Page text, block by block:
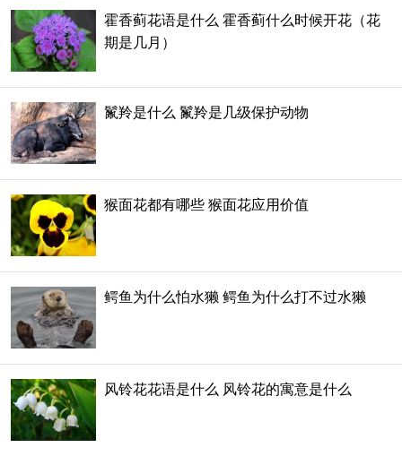
霍香蓟花语是什么 霍香蓟什么时候开花（花
期是几月）
鬣羚是什么 鬣羚是几级保护动物
猴面花都有哪些 猴面花应用价值
鳄鱼为什么怕水獭 鳄鱼为什么打不过水獭
风铃花花语是什么 风铃花的寓意是什么